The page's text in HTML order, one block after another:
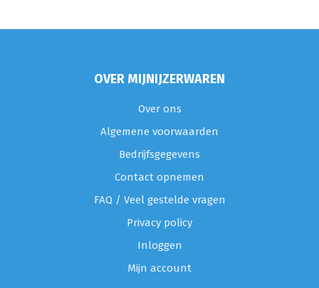
OVER MIJNIJZERWAREN
Over ons
Algemene voorwaarden
Bedrijfsgegevens
Contact opnemen
FAQ / Veel gestelde vragen
Privacy policy
Inloggen
Mijn account